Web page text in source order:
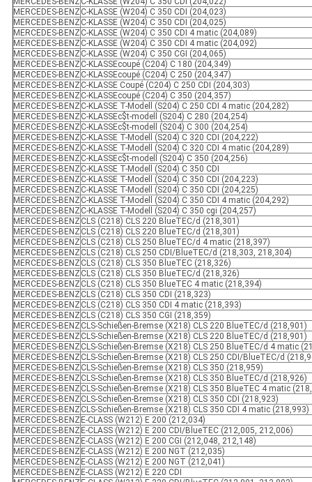
MERCEDES-BENZ C-KLASSE (W204) C 350 CDI (204,023)
MERCEDES-BENZ C-KLASSE (W204) C 350 CDI (204,025)
MERCEDES-BENZ C-KLASSE (W204) C 350 CDI 4 matic (204,089)
MERCEDES-BENZ C-KLASSE (W204) C 350 CDI 4 matic (204,092)
MERCEDES-BENZ C-KLASSE (W204) C 350 CGI (204,065)
MERCEDES-BENZ C-KLASSEcoupé (C204) C 180 (204,349)
MERCEDES-BENZ C-KLASSEcoupé (C204) C 250 (204,347)
MERCEDES-BENZ C-KLASSE Coupé (C204) C 250 CDI (204,303)
MERCEDES-BENZ C-KLASSEcoupé (C204) C 350 (204,357)
MERCEDES-BENZ C-KLASSE T-Modell (S204) C 250 CDI 4 matic (204,282)
MERCEDES-BENZ C-KLASSEc$t-modell (S204) C 280 (204,254)
MERCEDES-BENZ C-KLASSEc$t-modell (S204) C 300 (204,254)
MERCEDES-BENZ C-KLASSE T-Modell (S204) C 320 CDI (204,222)
MERCEDES-BENZ C-KLASSE T-Modell (S204) C 320 CDI 4 matic (204,289)
MERCEDES-BENZ C-KLASSEc$t-modell (S204) C 350 (204,256)
MERCEDES-BENZ C-KLASSE T-Modell (S204) C 350 CDI
MERCEDES-BENZ C-KLASSE T-Modell (S204) C 350 CDI (204,223)
MERCEDES-BENZ C-KLASSE T-Modell (S204) C 350 CDI (204,225)
MERCEDES-BENZ C-KLASSE T-Modell (S204) C 350 CDI 4 matic (204,292)
MERCEDES-BENZ C-KLASSE T-Modell (S204) C 350 cgi (204,257)
MERCEDES-BENZ CLS (C218) CLS 220 BlueTEC/d (218,301)
MERCEDES-BENZ CLS (C218) CLS 220 BlueTEC/d (218,301)
MERCEDES-BENZ CLS (C218) CLS 250 BlueTEC/d 4 matic (218,397)
MERCEDES-BENZ CLS (C218) CLS 250 CDI/BlueTEC/d (218,303, 218,304)
MERCEDES-BENZ CLS (C218) CLS 350 BlueTEC (218,326)
MERCEDES-BENZ CLS (C218) CLS 350 BlueTEC/d (218,326)
MERCEDES-BENZ CLS (C218) CLS 350 BlueTEC 4 matic (218,394)
MERCEDES-BENZ CLS (C218) CLS 350 CDI (218,323)
MERCEDES-BENZ CLS (C218) CLS 350 CDI 4 matic (218,393)
MERCEDES-BENZ CLS (C218) CLS 350 CGI (218,359)
MERCEDES-BENZ CLS-Schießen-Bremse (X218) CLS 220 BlueTEC/d (218,901)
MERCEDES-BENZ CLS-Schießen-Bremse (X218) CLS 220 BlueTEC/d (218,901)
MERCEDES-BENZ CLS-Schießen-Bremse (X218) CLS 250 BlueTEC/d 4 matic
MERCEDES-BENZ CLS-Schießen-Bremse (X218) CLS 250 CDI/BlueTEC/d
MERCEDES-BENZ CLS-Schießen-Bremse (X218) CLS 350 (218,959)
MERCEDES-BENZ CLS-Schießen-Bremse (X218) CLS 350 BlueTEC/d (218,926)
MERCEDES-BENZ CLS-Schießen-Bremse (X218) CLS 350 BlueTEC 4 matic
MERCEDES-BENZ CLS-Schießen-Bremse (X218) CLS 350 CDI (218,923)
MERCEDES-BENZ CLS-Schießen-Bremse (X218) CLS 350 CDI 4 matic (218,993)
MERCEDES-BENZ E-CLASS (W212) E 200 (212,034)
MERCEDES-BENZ E-CLASS (W212) E 200 CDI/BlueTEC (212,005, 212,006)
MERCEDES-BENZ E-CLASS (W212) E 200 CGI (212,048, 212,148)
MERCEDES-BENZ E-CLASS (W212) E 200 NGT (212,035)
MERCEDES-BENZ E-CLASS (W212) E 200 NGT (212,041)
MERCEDES-BENZ E-CLASS (W212) E 220 CDI